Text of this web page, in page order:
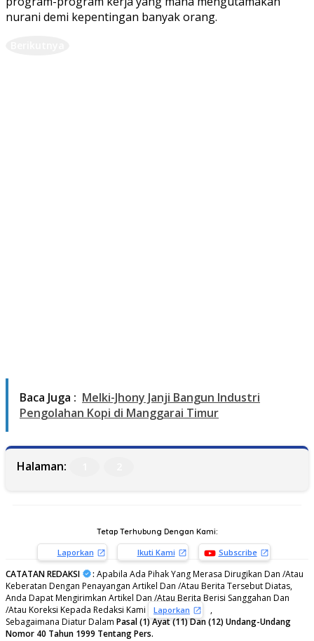
nurani demi kepentingan banyak orang.
Baca Juga : Melki-Jhony Janji Bangun Industri
Pengolahan Kopi di Manggarai Timur
Halaman:
Tetap Terhubung Dengan Kami:
Laporkan Ikuti Kami Subscribe
CATATAN REDAKSI : Apabila Ada Pihak Yang Merasa Dirugikan Dan /Atau
Keberatan Dengan Penayangan Artikel Dan /Atau Berita Tersebut Diatas,
Anda Dapat Mengirimkan Artikel Dan /Atau Berita Berisi Sanggahan Dan
/Atau Koreksi Kepada Redaksi Kami
Laporkan
,
Sebagaimana Diatur Dalam Pasal (1) Ayat (11) Dan (12) Undang-Undang
Nomor 40 Tahun 1999 Tentang Pers.